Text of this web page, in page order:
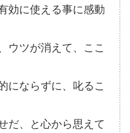
効に使える事に感動
ウツが消えて、ここ
にならずに、叱るこ
だ、と心から思えて